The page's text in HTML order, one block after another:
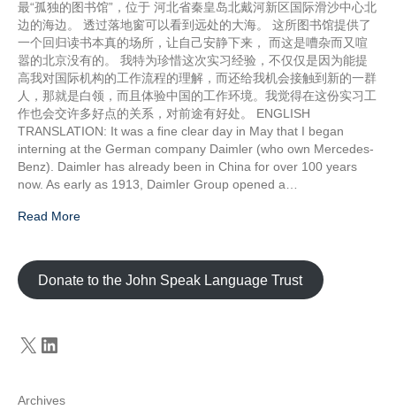
最“孤独的图书馆”，位于 河北省秦皇岛北戴河新区国际滑沙中心北
边的海边。 透过落地窗可以看到远处的大海。 这所图书馆提供了
一个回归读书本真的场所，让自己安静下来， 而这是嘈杂而又喧
嚣的北京没有的。 我特为珍惜这次实习经验，不仅仅是因为能提
高我对国际机构的工作流程的理解，而还给我机会接触到新的一群
人，那就是白领，而且体验中国的工作环境。我觉得在这份实习工
作也会交许多好点的关系，对前途有好处。 ENGLISH
TRANSLATION: It was a fine clear day in May that I began
interning at the German company Daimler (who own Mercedes-
Benz). Daimler has already been in China for over 100 years
now. As early as 1913, Daimler Group opened a…
Read More
Donate to the John Speak Language Trust
X LinkedIn
Archives